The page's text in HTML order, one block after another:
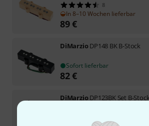
8
In 8–10 Wochen lieferbar
89€
DiMarzioDP148 BK B-Stock
Sofort lieferbar
82€
DiMarzioDP123BK Set B-Stock